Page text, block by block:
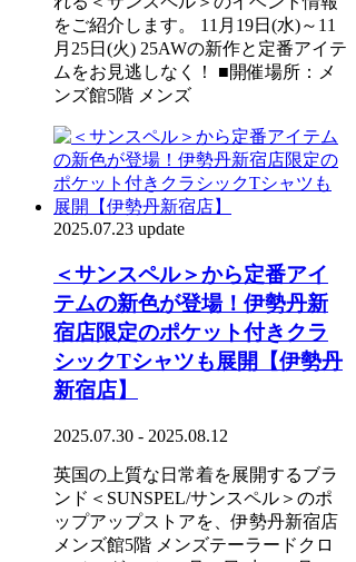
をご紹介します。 11月19日(水)～11
月25日(火) 25AWの新作と定番アイテ
ムをお見逃しなく！ ■開催場所：メ
ンズ館5階 メンズ
2025.07.23 update
＜サンスペル＞から定番アイ
テムの新色が登場！伊勢丹新
宿店限定のポケット付きクラ
シックTシャツも展開【伊勢丹
新宿店】
2025.07.30 - 2025.08.12
英国の上質な日常着を展開するブラ
ンド＜SUNSPEL/サンスペル＞のポ
ップアップストアを、伊勢丹新宿店
メンズ館5階 メンズテーラードクロ